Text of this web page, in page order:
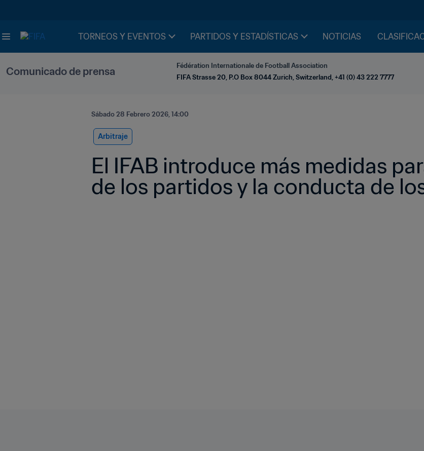
TORNEOS Y EVENTOS PARTIDOS Y ESTADÍSTICAS NOTICIAS
Comunicado de prensa
Fédération Internationale de Football Association
FIFA Strasse 20, P.O Box 8044 Zurich, Switzerland, +41 (0) 43 222 7777
Sábado 28 Febrero 2026, 14:00
Arbitraje
El IFAB introduce más medidas
de los partidos y la conducta de